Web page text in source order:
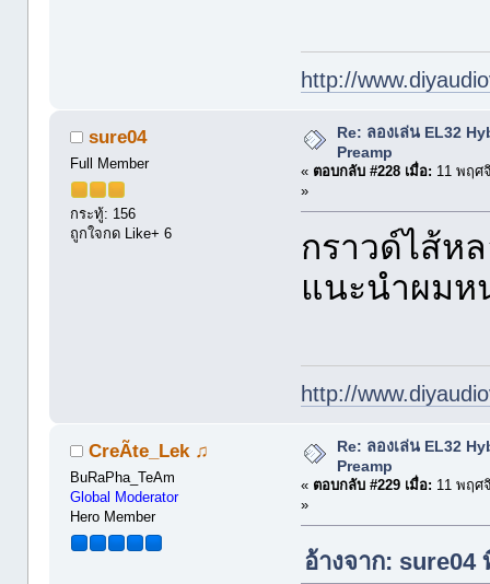
http://
sure04
Full Member
กระทู้: 156
ถูกใจกด Like+ 6
Re: ลองเล่น EL32
Preamp
« ตอบกลับ #228 เมื่อ: 11 พฤศ
»
กราวด์ไส้ห
แนะนำผมห
http://
CreÃte_Lek ♫
BuRaPha_TeAm
Global Moderator
Hero Member
Re: ลองเล่น EL32
Preamp
« ตอบกลับ #229 เมื่อ: 11 พฤศ
»
อ้างจาก: sure04